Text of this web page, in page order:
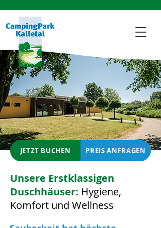
JETZT BUCHEN PREIS ANFRAGEN
Unsere Erstklassigen
Duschhäuser: Hygiene,
Komfort und Wellness